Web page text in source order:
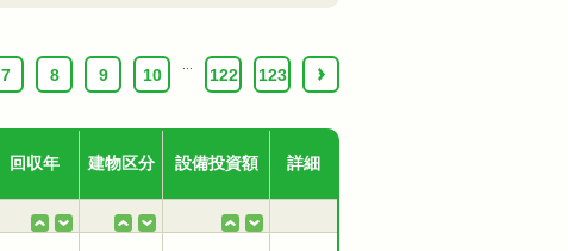
7 8 9 10 122 123 ›
回収年 建物区分 設備投資額 詳細